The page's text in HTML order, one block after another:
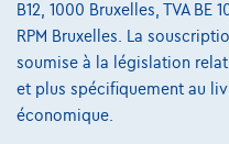
€24.850 1
€476,84/mois
et
€6.689,34
Découvrez l’exemple chiffré complet
B12, 1000 Bruxelles, TVA BE
RPM Bruxelles. La
soumise à la législation
et plus spécifiquement au
économique.